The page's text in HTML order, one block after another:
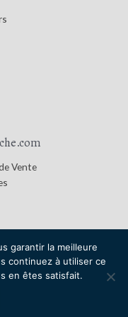
Vente
|Credits
garantir la meilleure
continuez à utiliser ce
en êtes satisfait.